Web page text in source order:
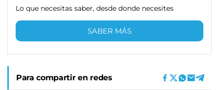
Lo que necesitas saber, desde donde necesites
SABER MÁS
Para compartir en redes